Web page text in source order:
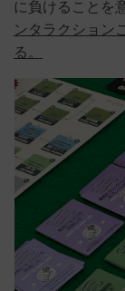
に負けることを
ンタラクション
る。